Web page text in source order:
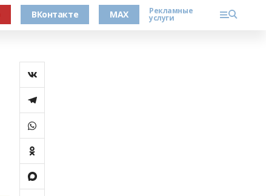
ВКонтакте MAX Рекламные
услуги